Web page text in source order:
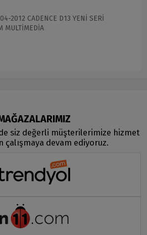
2012 CADENCE D13 YENİ SERİ
MULTİMEDİA
siz değerli müşterilerimize hizmet
çalışmaya devam ediyoruz.